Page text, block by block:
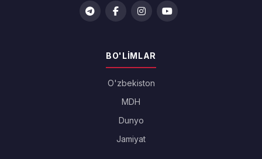
BO'LIMLAR
O'zbekiston
MDH
Dunyo
Jamiyat